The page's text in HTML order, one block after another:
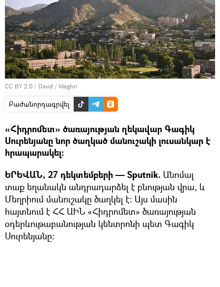
CC BY 2.0 / David / Meghri
Բաժանորդագրվել
«Հիդրոմետ» ծառայության ղեկավար Գագիկ
Սուրենյանը նոր ծաղկած մանուշակի լուսանկար է
հրապարակել։
ԵՐԵՎԱՆ, 27 դեկտեմբերի — Sputnik. Անոմալ
տաք եղանակն անդրադարձել է բնության վրա, և
Մեղրիում մանուշակը ծաղկել է։ Այս մասին
հայտնում է ՀՀ ԱԻՆ «Հիդրոմետ» ծառայության
օդերևութաբանության կենտրոնի պետ Գագիկ
Սուրենյանը։